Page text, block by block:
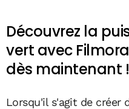
Découvrez la
vert avec
dès maintenant !
Lorsqu'il s'agit de créer